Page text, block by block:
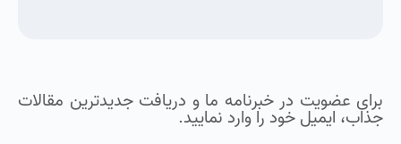
برای عضویت در خبرنامه ما و دریافت جدیدترین مقالات
جذاب، ایمیل خود را وارد نمایید.